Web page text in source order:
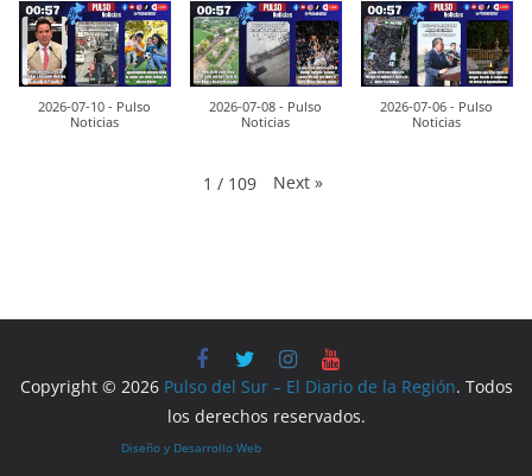
2026-07-10 - Pulso
Noticias
2026-07-08 - Pulso
Noticias
2026-07-06 - Pulso
Noticias
1 / 109 Next »
Copyright © 2026 Pulso del Sur – El Diario de la Región. Todos
los derechos reservados.
Diseño y Desarrollo Web